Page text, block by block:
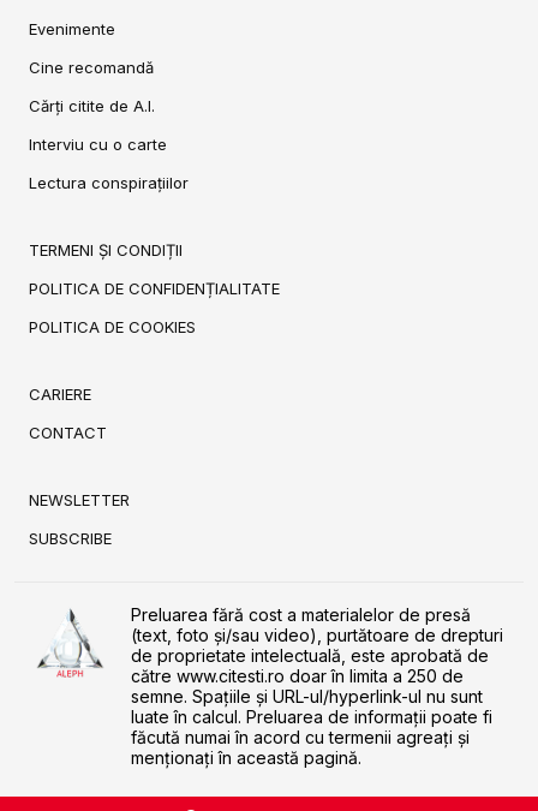
Evenimente
Cine recomandă
Cărți citite de A.I.
Interviu cu o carte
Lectura conspirațiilor
TERMENI ȘI CONDIȚII
POLITICA DE CONFIDENȚIALITATE
POLITICA DE COOKIES
CARIERE
CONTACT
NEWSLETTER
SUBSCRIBE
Preluarea fără cost a materialelor de presă
(text, foto și/sau video), purtătoare de drepturi
de proprietate intelectuală, este aprobată de
către www.citesti.ro doar în limita a 250 de
semne. Spaţiile şi URL-ul/hyperlink-ul nu sunt
luate în calcul. Preluarea de informaţii poate fi
făcută numai în acord cu termenii agreaţi şi
menţionaţi în această pagină.